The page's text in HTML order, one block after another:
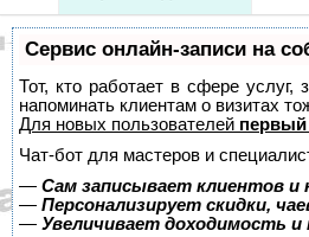
Сервис онлайн-записи на
Тот, кто работает в сфере
напоминать клиентам о визитах
Для новых пользователей первый
Чат-бот для мастеров и
— Сам записывает клиентов и
— Персонализирует скидки,
— Увеличивает доходимость